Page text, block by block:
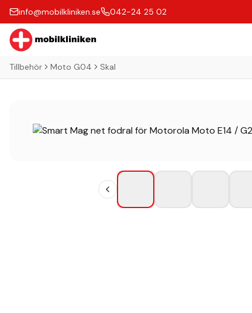
info@mobilkliniken.se 042-24 25 02
Tillbehör Moto G04 Skal